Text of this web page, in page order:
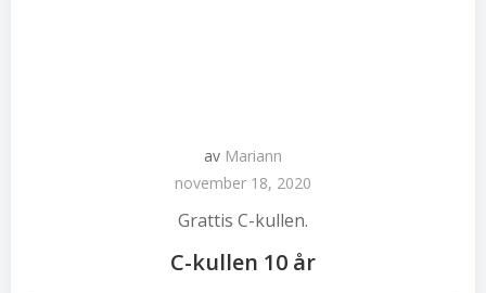
av Mariann
november 18, 2020
Grattis C-kullen.
C-kullen 10 år